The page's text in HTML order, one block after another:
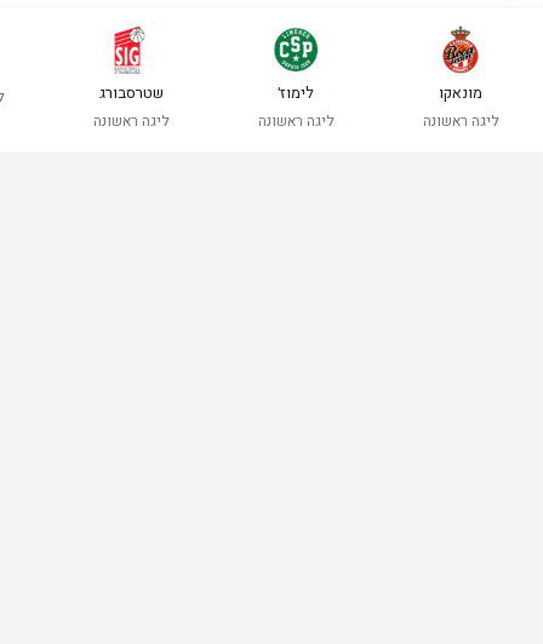
מונאקו
ליגה ראשונה
לימוז'
ליגה ראשונה
שטרסבורג
ליגה ראשונה